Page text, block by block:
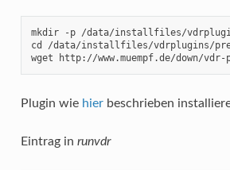
mkdir -p /data/installfiles/
cd /data/installfiles/vdrplugins/
wget http://www.muempf.de/down/
Plugin wie hierbeschrieben
Eintrag in runvdr